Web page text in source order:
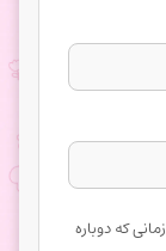
که دوباره